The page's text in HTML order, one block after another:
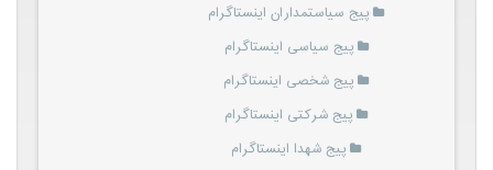
پیج سیاستمداران اینستاگرام
پیج سیاسی اینستاگرام
پیج شخصی اینستاگرام
پیج شرکتی اینستاگرام
پیج شهدا اینستاگرام